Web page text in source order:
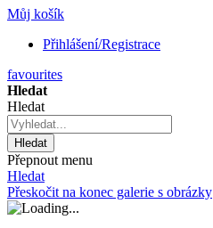
Můj košík
Přihlášení/Registrace
favourites
Hledat
Hledat
Hledat
Přepnout menu
Hledat
Přeskočit na konec galerie s obrázky